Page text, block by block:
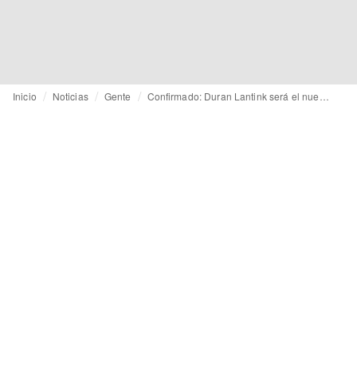
Inicio Noticias Gente